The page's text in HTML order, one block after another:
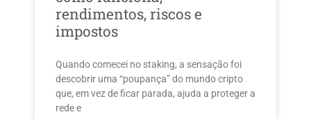
rendimentos, riscos e
impostos
Quando comecei no staking, a sensação foi
descobrir uma “poupança” do mundo cripto
que, em vez de ficar parada, ajuda a proteger a
rede e